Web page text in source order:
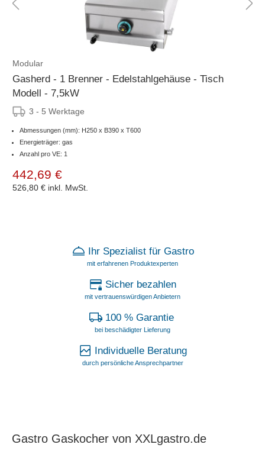
Modular
Gasherd - 1 Brenner - Edelstahlgehäuse - Tisch
Modell - 7,5kW
3 - 5 Werktage
Abmessungen (mm): H250 x B390 x T600
Energieträger: gas
Anzahl pro VE: 1
442,69 €
526,80 € inkl. MwSt.
Ihr Spezialist für Gastro
mit erfahrenen Produktexperten
Sicher bezahlen
mit vertrauenswürdigen Anbietern
100 % Garantie
bei beschädigter Lieferung
Individuelle Beratung
durch persönliche Ansprechpartner
Gastro Gaskocher von XXLgastro.de